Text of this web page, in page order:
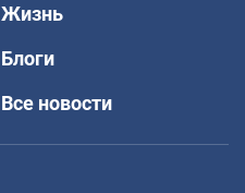
Жизнь
Блоги
Все новости